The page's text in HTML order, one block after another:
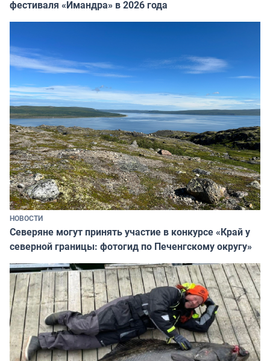
фестиваля «Имандра» в 2026 года
НОВОСТИ
Северяне могут принять участие в конкурсе «Край у
северной границы: фотогид по Печенгскому округу»